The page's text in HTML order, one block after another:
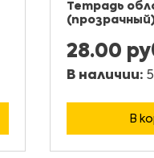
Тетрадь
(прозрачный)
28.00
В наличии:
В